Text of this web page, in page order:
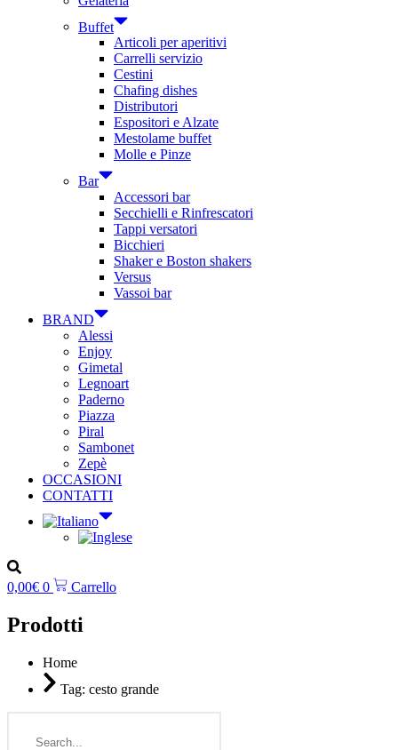
Buffet
Articoli per aperitivi
Carrelli servizio
Cestini
Chafing dishes
Distributori
Espositori e Alzate
Mestolame buffet
Molle e Pinze
Bar
Accessori bar
Secchielli e Rinfrescatori
Tappi versatori
Bicchieri
Shaker e Boston shakers
Versus
Vassoi bar
BRAND
Alessi
Enjoy
Gimetal
Legnoart
Paderno
Piazza
Piral
Sambonet
Zepè
OCCASIONI
CONTATTI
0,00€ 0 Carrello
Prodotti
Home
Tag: cesto grande